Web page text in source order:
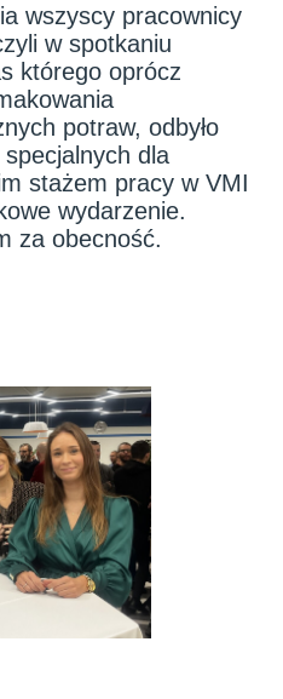
wszyscy pracownicy
w spotkaniu
którego oprócz
potraw, odbyło
dla
stażem pracy w VMI
wydarzenie.
za obecność.